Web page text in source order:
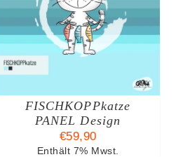
FISCHKOPPkatze
PANEL Design
€59,90
Enthält 7% Mwst.